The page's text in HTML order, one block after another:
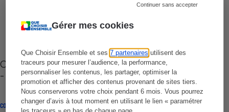
Gérer mes cookies
Que Choisir Ensemble et ses7 partenaires utilisent des
traceurs pour mesurer l’audience, la performance,
personnaliser les contenus, les partager, optimiser la
promotion et afficher des contenus provenant de sites tiers.
Nous conserverons votre choix pendant 6 mois. Vous pourrez
changer d’avis à tout moment en utilisant le lien « paramétrer
Continuer sans accepter
Cafetière à capsules zéro déchet CoffeeB (vidéo)
- Premières impressions
CONSEILS